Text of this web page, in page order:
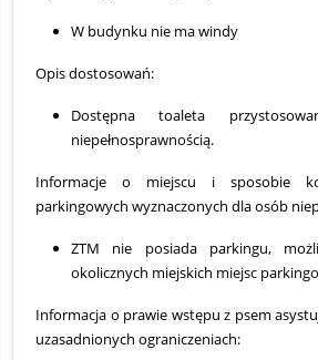
W budynku nie ma windy
Opis dostosowań:
Dostępna toaleta
niepełnosprawnością.
Informacje o miejscu i sposobie
parkingowych wyznaczonych dla osób
ZTM nie posiada parkingu,
okolicznych miejskich miejsc
Informacja o prawie wstępu z psem
uzasadnionych ograniczeniach: